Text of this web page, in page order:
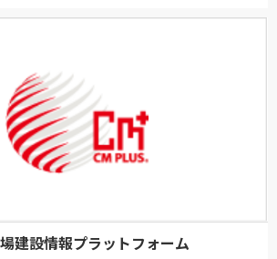
建設情報プラットフォーム